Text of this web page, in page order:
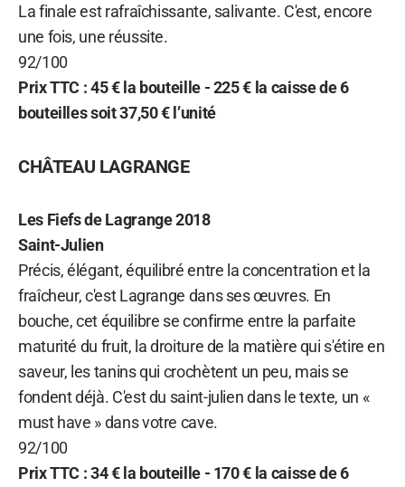
La finale est rafraîchissante, salivante. C'est, encore
une fois, une réussite.
92/100
Prix TTC : 45 € la bouteille - 225 € la caisse de 6
bouteilles soit 37,50 € l’unité
CHÂTEAU LAGRANGE
Les Fiefs de Lagrange2018
Saint-Julien
Précis, élégant, équilibré entre la concentration et la
fraîcheur, c'est Lagrange dans ses œuvres. En
bouche, cet équilibre se confirme entre la parfaite
maturité du fruit, la droiture de la matière qui s'étire en
saveur, les tanins qui crochètent un peu, mais se
fondent déjà. C'est du saint-julien dans le texte, un «
must have » dans votre cave.
92/100
Prix TTC : 34 € la bouteille - 170 € la caisse de 6